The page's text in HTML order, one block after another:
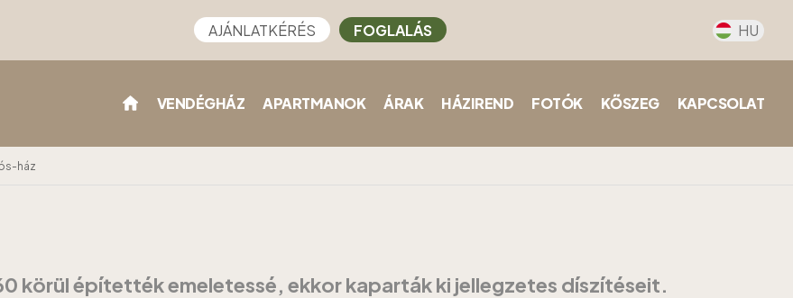
AJÁNLATKÉRÉS FOGLALÁS HU
VENDÉGHÁZ APARTMANOK ÁRAK HÁZIREND FOTÓK KŐSZEG KAPCSOLAT
ház
körül építették emeletessé, ekkor kaparták ki jellegzetes díszítéseit.